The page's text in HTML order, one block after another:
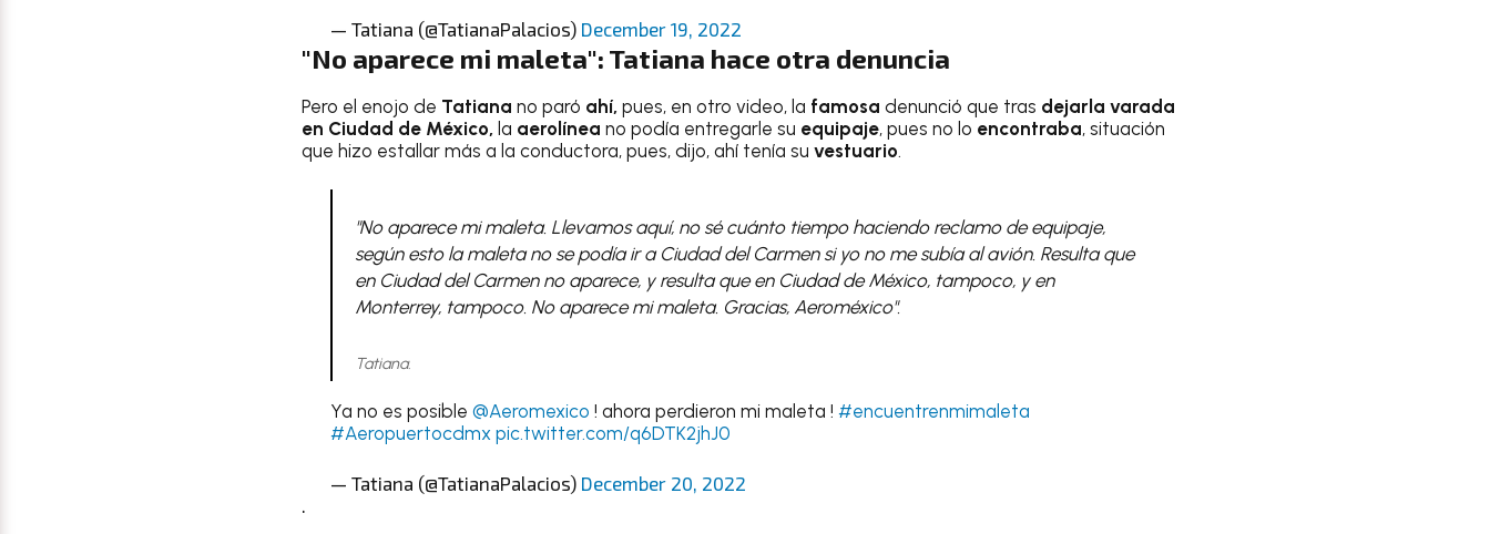
— Tatiana (@TatianaPalacios) December 19, 2022
"No aparece mi maleta": Tatiana hace otra denuncia
Pero el enojo de Tatiana no paró ahí, pues, en otro video, la famosa denunció que tras dejarla varada
en Ciudad de México, la aerolínea no podía entregarle su equipaje, pues no lo encontraba, situación
que hizo estallar más a la conductora, pues, dijo, ahí tenía su vestuario.
"No aparece mi maleta. Llevamos aquí, no sé cuánto tiempo haciendo reclamo de equipaje,
según esto la maleta no se podía ir a Ciudad del Carmen si yo no me subía al avión. Resulta que
en Ciudad del Carmen no aparece, y resulta que en Ciudad de México, tampoco, y en
Monterrey, tampoco. No aparece mi maleta. Gracias, Aeroméxico".
Tatiana.
Ya no es posible @Aeromexico ! ahora perdieron mi maleta ! #encuentrenmimaleta
#Aeropuertocdmx pic.twitter.com/q6DTK2jhJ0
— Tatiana (@TatianaPalacios) December 20, 2022
.